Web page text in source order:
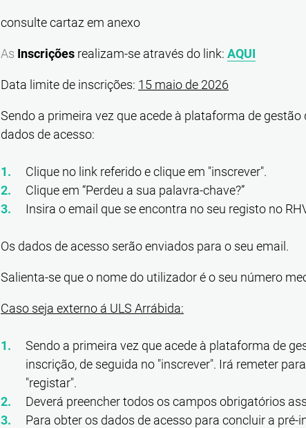
consulte cartaz em anexo
As Inscrições realizam-se através do link: AQUI
Data limite de inscrições: 15 maio de 2026
Sendo a primeira vez que acede à plataforma de
dados de acesso:
Clique no link referido e clique em "inscrever".
Clique em “Perdeu a sua palavra-chave?”
Insira o email que se encontra no seu registo no
Os dados de acesso serão enviados para o seu email.
Salienta-se que o nome do utilizador é o seu número
Caso seja externo á ULS Arrábida:
Sendo a primeira vez que acede à plataforma de
inscrição, de seguida no "inscrever". Irá remeter
"registar".
Deverá preencher todos os campos obrigatórios
Para obter os dados de acesso para concluir a pré-